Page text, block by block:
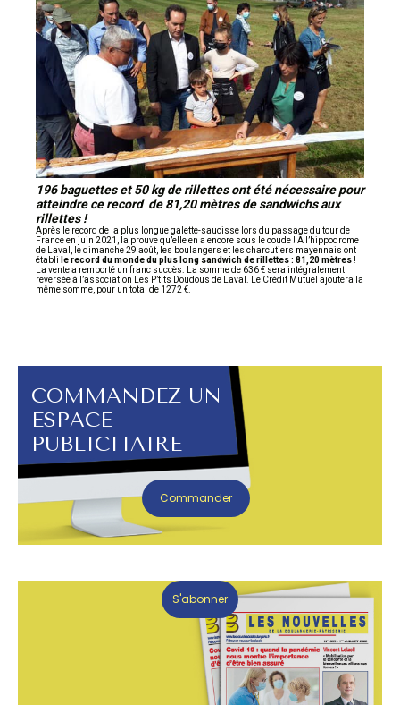
196 baguettes et 50 kg de rillettes ont été nécessaire pour
atteindre ce record de 81,20 mètres de sandwichs aux
rillettes !
Après le record de la plus longue galette-saucisse lors du passage du tour de
France en juin 2021, la prouve qu’elle en a encore sous le coude ! A l’hippodrome
de Laval, le dimanche 29 août, les boulangers et les charcutiers mayennais ont
établi le record du monde du plus long sandwich de rillettes : 81,20 mètres !
La vente a remporté un franc succès. La somme de 636 € sera intégralement
reversée à l’association Les P’tits Doudous de Laval. Le Crédit Mutuel ajoutera la
même somme, pour un total de 1272 €.
COMMANDEZ UN
ESPACE
PUBLICITAIRE
Commander
S'abonner